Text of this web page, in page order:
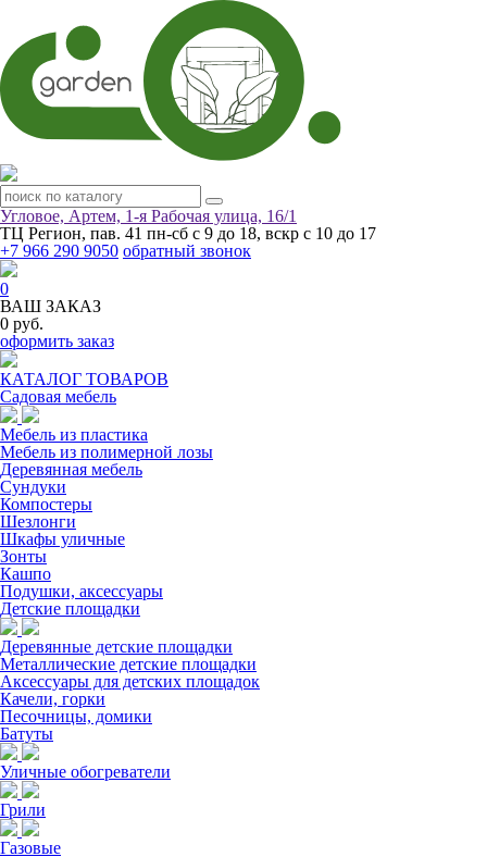
Угловое, Артем, ​1-я Рабочая улица, 16/1
ТЦ Регион, пав. 41 пн-сб с 9 до 18, вскр с 10 до 17
+7 966 290 9050 обратный звонок
0
ВАШ ЗАКАЗ
0 руб.
оформить заказ
КАТАЛОГ ТОВАРОВ
Садовая мебель
Мебель из пластика
Мебель из полимерной лозы
Деревянная мебель
Сундуки
Компостеры
Шезлонги
Шкафы уличные
Зонты
Кашпо
Подушки, аксессуары
Детские площадки
Деревянные детские площадки
Металлические детские площадки
Аксессуары для детских площадок
Качели, горки
Песочницы, домики
Батуты
Уличные обогреватели
Грили
Газовые